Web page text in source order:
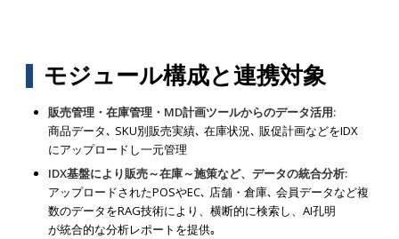
モジュール構成と連携対象
販売管理・在庫管理・MD計画ツールからのデータ活用:
商品データ､ SKU別販売実績､ 在庫状況､ 販促計画などをIDX
にアップロードし一元管理
IDX基盤により販売～在庫～施策など、データの統合分析:
アップロードされたPOSやEC､ 店舗・倉庫､ 会員データなど複
数のデータをRAG技術により、横断的に検索し、AI孔明
が統合的な分析レポートを提供｡